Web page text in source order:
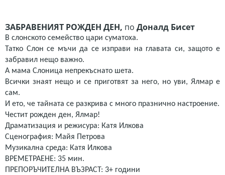
ЗАБРАВЕНИЯТ РОЖДЕН ДЕН, по Доналд Бисет
В слонското семейство цари суматоха.
Татко Слон се мъчи да се изправи на главата си, защото е
забравил нещо важно.
А мама Слоница непрекъснато шета.
Всички знаят нещо и се приготвят за него, но уви, Ялмар е
сам.
И ето, че тайната се разкрива с много празнично настроение.
Честит рожден ден, Ялмар!
Драматизация и режисура: Катя Илкова
Сценография: Майя Петрова
Музикална среда: Катя Илкова
ВРЕМЕТРАЕНЕ: 35 мин.
ПРЕПОРЪЧИТЕЛНА ВЪЗРАСТ: 3+ години